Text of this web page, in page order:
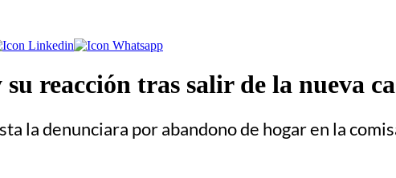
reacción tras salir de la nueva
la denunciara por abandono de hogar en la